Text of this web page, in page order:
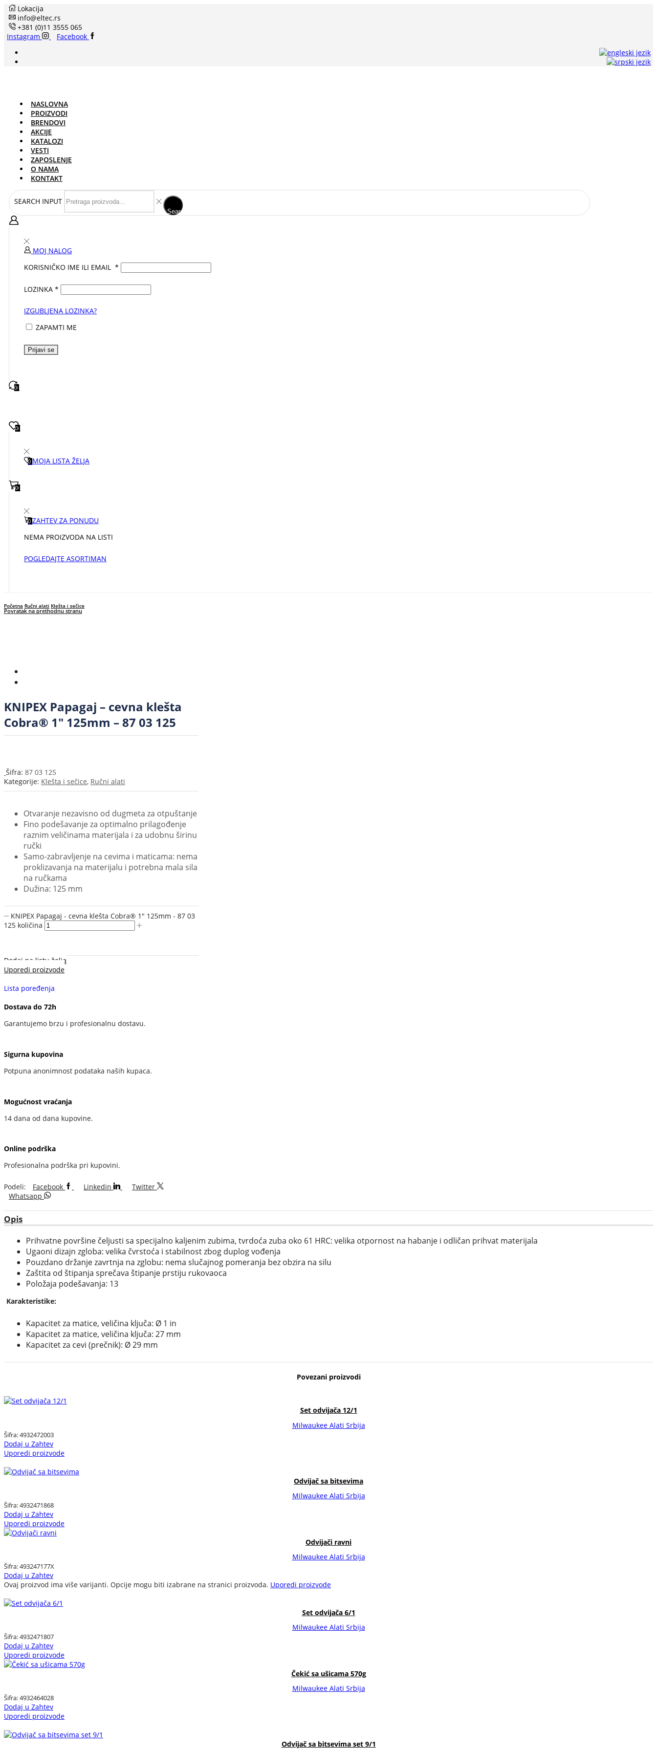
Lokacija
info@eltec.rs
+381 (0)11 3555 065
Instagram
Facebook
NASLOVNA
PROIZVODI
BRENDOVI
AKCIJE
KATALOZI
VESTI
ZAPOSLENJE
O NAMA
KONTAKT
SEARCH INPUT
Search
MOJ NALOG
KORISNIČKO IME ILI EMAIL *
LOZINKA *
IZGUBLJENA LOZINKA?
ZAPAMTI ME
Prijavi se
0
0
0
0
0 MOJA LISTA ŽELJA
0
0
0 ZAHTEV ZA PONUDU
NEMA PROIZVODA NA LISTI
POGLEDAJTE ASORTIMAN
Početna Ručni alati Klešta i sečice
Povratak na prethodnu stranu
KNIPEX Papagaj – cevna klešta
Cobra® 1″ 125mm – 87 03 125
Šifra: 87 03 125
Kategorije: Klešta i sečice, Ručni alati
Otvaranje nezavisno od dugmeta za otpuštanje
Fino podešavanje za optimalno prilagođenje
raznim veličinama materijala i za udobnu širinu
ručki
Samo-zabravljenje na cevima i maticama: nema
proklizavanja na materijalu i potrebna mala sila
na ručkama
Dužina: 125 mm
KNIPEX Papagaj - cevna klešta Cobra® 1" 125mm - 87 03
125 količina
Dodaj na listu želja
Uporedi proizvode
Lista poređenja
Dostava do 72h
Garantujemo brzu i profesionalnu dostavu.
Sigurna kupovina
Potpuna anonimnost podataka naših kupaca.
Mogućnost vraćanja
14 dana od dana kupovine.
Online podrška
Profesionalna podrška pri kupovini.
Podeli: Facebook Linkedin
Twitter
Whatsapp
Opis
Prihvatne površine čeljusti sa specijalno kaljenim zubima, tvrdoća zuba oko 61 HRC: velika otpornost na habanje i odličan prihvat materijala
Ugaoni dizajn zgloba: velika čvrstoća i stabilnost zbog duplog vođenja
Pouzdano držanje zavrtnja na zglobu: nema slučajnog pomeranja bez obzira na silu
Zaštita od štipanja sprečava štipanje prstiju rukovaoca
Položaja podešavanja: 13
Karakteristike:
Kapacitet za matice, veličina ključa: Ø 1 in
Kapacitet za matice, veličina ključa: 27 mm
Kapacitet za cevi (prečnik): Ø 29 mm
Povezani proizvodi
Set odvijača 12/1
Milwaukee Alati Srbija
Šifra:4932472003
Dodaj u Zahtev
Uporedi proizvode
Odvijač sa bitsevima
Milwaukee Alati Srbija
Šifra:4932471868
Dodaj u Zahtev
Uporedi proizvode
Odvijači ravni
Milwaukee Alati Srbija
Šifra:493247177X
Dodaj u Zahtev
Ovaj proizvod ima više varijanti. Opcije mogu biti izabrane na stranici proizvoda. Uporedi proizvode
Set odvijača 6/1
Milwaukee Alati Srbija
Šifra:4932471807
Dodaj u Zahtev
Uporedi proizvode
Čekić sa ušicama 570g
Milwaukee Alati Srbija
Šifra:4932464028
Dodaj u Zahtev
Uporedi proizvode
Odvijač sa bitsevima set 9/1